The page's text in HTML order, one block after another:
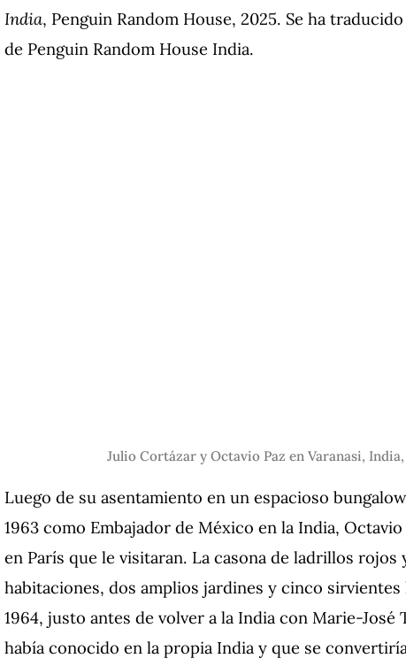
India, Penguin Random House, 2025. Se ha
de Penguin Random House India.
Julio Cortázar y Octavio Paz en Varanasi,
Luego de su asentamiento en un espacioso
1963 como Embajador de México en la India,
en París que le visitaran. La casona de ladrillos
habitaciones, dos amplios jardines y cinco
1964, justo antes de volver a la India con Marie-
había conocido en la propia India y que se